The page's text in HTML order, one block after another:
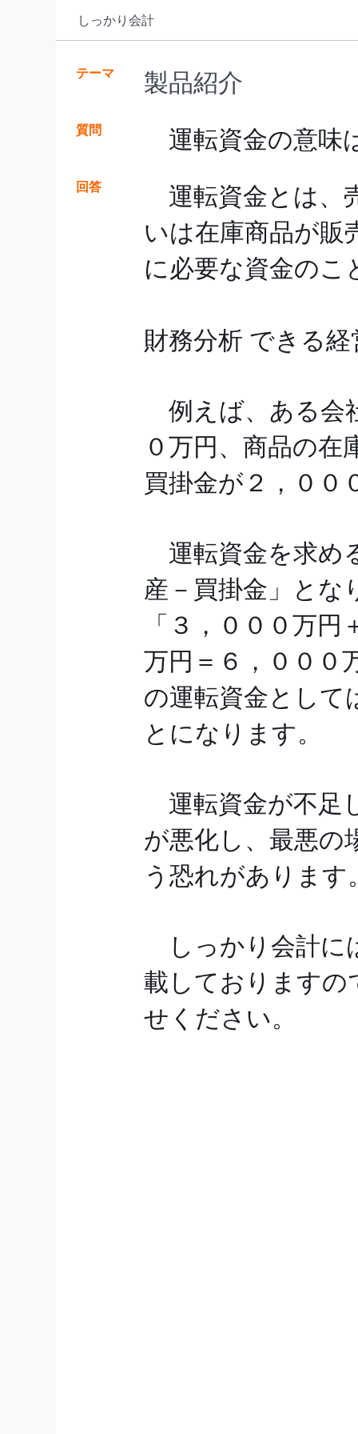
しっかり会計
テーマ 製品紹介
質問 運転資金の意味
回答
運転資金とは、
いは在庫商品が販
に必要な資金のこ
財務分析 できる
例えば、ある会
０万円、商品の在
買掛金が２，００
運転資金を求め
産－買掛金」とな
「３，０００万
万円＝６，０００
の運転資金として
とになります。
運転資金が不足
が悪化し、最悪の
う恐れがあります
しっかり会計に
載しておりますの
せください。